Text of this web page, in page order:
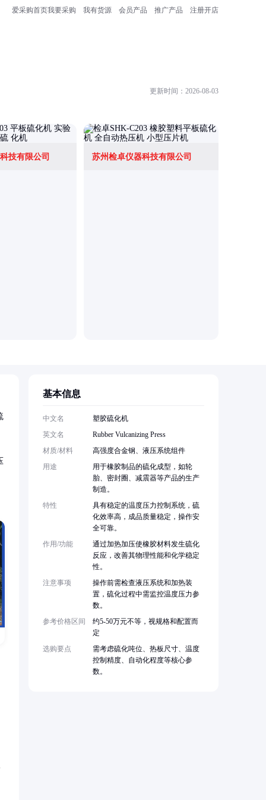
爱采购首页我要采购 我有货源 会员产品 推广产品 注册开店
更新时间：2026-08-03
技有限公司 苏州检卓仪器科技有限公司
基本信息
中文名
塑胶硫化机
英文名
Rubber Vulcanizing Press
材质/材料
高强度合金钢、液压系统组件
用途
用于橡胶制品的硫化成型，如轮
胎、密封圈、减震器等产品的生产
制造。
特性
具有稳定的温度压力控制系统，硫
化效率高，成品质量稳定，操作安
全可靠。
作用/功能
通过加热加压使橡胶材料发生硫化
反应，改善其物理性能和化学稳定
性。
注意事项
操作前需检查液压系统和加热装
置，硫化过程中需监控温度压力参
数。
参考价格区间
约5-50万元不等，视规格和配置而
定
选购要点
需考虑硫化吨位、热板尺寸、温度
控制精度、自动化程度等核心参
数。